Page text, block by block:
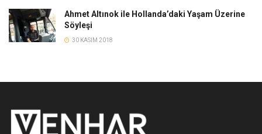
Ahmet Altınok ile Hollanda’daki Yaşam Üzerine
Söyleşi
30 KASIM 2018